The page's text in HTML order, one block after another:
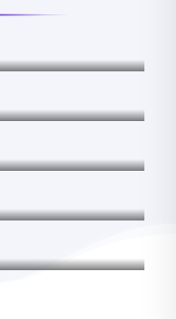
فرم های قضایی
اظهارنامه ها
لوایح قضایی
شکواییه ها
دادخواست ها